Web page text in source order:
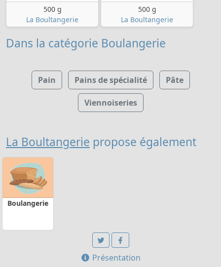
500 g
La Boultangerie
500 g
La Boultangerie
Dans la catégorie Boulangerie
Pain Pains de spécialité Pâte
Viennoiseries
La Boultangerie propose également
Boulangerie
Présentation